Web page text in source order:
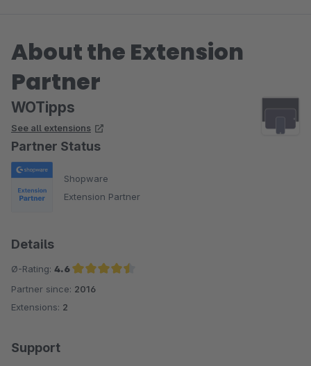
About the Extension
Partner
WOTipps
See all extensions
Partner Status
Shopware
Extension Partner
Details
Ø-Rating: 4.6
Average rating of 4.6 out of 5 stars
Partner since: 2016
Extensions: 2
Support